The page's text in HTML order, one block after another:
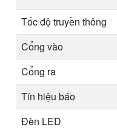
Tốc độ truyền thông
Cổng vào
Cổng ra
Tín hiệu báo
Đèn LED